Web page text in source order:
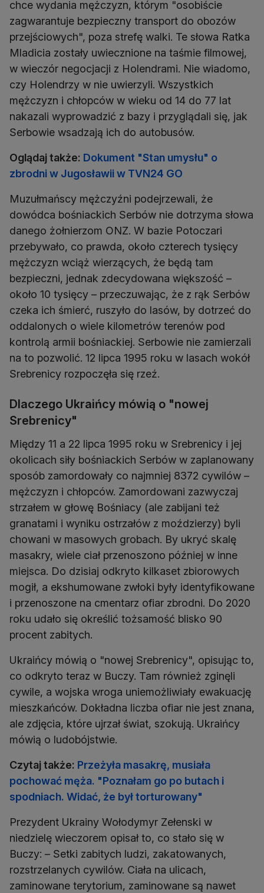
chce wydania mężczyzn, którym "osobiście
zagwarantuje bezpieczny transport do obozów
przejściowych", poza strefę walki. Te słowa Ratka
Mladicia zostały uwiecznione na taśmie filmowej,
w wieczór negocjacji z Holendrami. Nie wiadomo,
czy Holendrzy w nie uwierzyli. Wszystkich
mężczyzn i chłopców w wieku od 14 do 77 lat
nakazali wyprowadzić z bazy i przyglądali się, jak
Serbowie wsadzają ich do autobusów.
Oglądaj także: Dokument "Stan umysłu" o
zbrodni w Jugosławii w TVN24 GO
Muzułmańscy mężczyźni podejrzewali, że
dowódca bośniackich Serbów nie dotrzyma słowa
danego żołnierzom ONZ. W bazie Potoczari
przebywało, co prawda, około czterech tysięcy
mężczyzn wciąż wierzących, że będą tam
bezpieczni, jednak zdecydowana większość –
około 10 tysięcy – przeczuwając, że z rąk Serbów
czeka ich śmierć, ruszyło do lasów, by dotrzeć do
oddalonych o wiele kilometrów terenów pod
kontrolą armii bośniackiej. Serbowie nie zamierzali
na to pozwolić. 12 lipca 1995 roku w lasach wokół
Srebrenicy rozpoczęła się rzeź.
Dlaczego Ukraińcy mówią o "nowej
Srebrenicy"
Między 11 a 22 lipca 1995 roku w Srebrenicy i jej
okolicach siły bośniackich Serbów w zaplanowany
sposób zamordowały co najmniej 8372 cywilów –
mężczyzn i chłopców. Zamordowani zazwyczaj
strzałem w głowę Bośniacy (ale zabijani też
granatami i wyniku ostrzałów z moździerzy) byli
chowani w masowych grobach. By ukryć skalę
masakry, wiele ciał przenoszono później w inne
miejsca. Do dzisiaj odkryto kilkaset zbiorowych
mogił, a ekshumowane zwłoki były identyfikowane
i przenoszone na cmentarz ofiar zbrodni. Do 2020
roku udało się określić tożsamość blisko 90
procent zabitych.
Ukraińcy mówią o "nowej Srebrenicy", opisując to,
co odkryto teraz w Buczy. Tam również zginęli
cywile, a wojska wroga uniemożliwiały ewakuację
mieszkańców. Dokładna liczba ofiar nie jest znana,
ale zdjęcia, które ujrzał świat, szokują. Ukraińcy
mówią o ludobójstwie.
Czytaj także: Przeżyła masakrę, musiała
pochować męża. "Poznałam go po butach i
spodniach. Widać, że był torturowany"
Prezydent Ukrainy Wołodymyr Zełenski w
niedzielę wieczorem opisał to, co stało się w
Buczy: – Setki zabitych ludzi, zakatowanych,
rozstrzelanych cywilów. Ciała na ulicach,
zaminowane terytorium, zaminowane są nawet